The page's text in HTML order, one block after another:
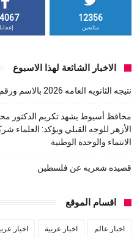
12356
متابعين
الاخبار الشائعة لهذا الاسبوع
نتيجه الثانويه العامه 2026 بالاسم ورقم الجلوس
محافظ أسيوط يشهد تكريم الدكتور
الأزهر للوجه القبلي ويؤكد: العلماء
الانتماء والوحدة الوطنية
قصيده شعريه عن فلسطين
اقسام الموقع
اخبار عالم اخبار عربية اخبار